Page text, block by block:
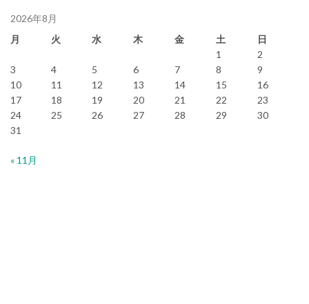
2026年8月
月
火 水 木 金 土
日
1
2
3
4 5 6 7 8
9
10
11 12 13 14 15
16
17
18 19 20 21 22
23
24
25 26 27 28 29
30
31
« 11月